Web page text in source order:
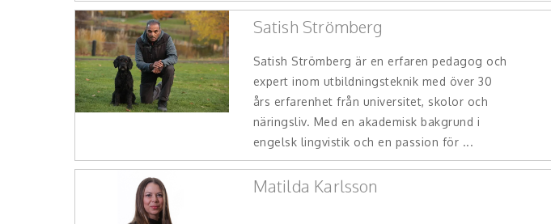
Satish Strömberg
Satish Strömberg är en erfaren pedagog och
expert inom utbildningsteknik med över 30
års erfarenhet från universitet, skolor och
näringsliv. Med en akademisk bakgrund i
engelsk lingvistik och en passion för ...
Matilda Karlsson